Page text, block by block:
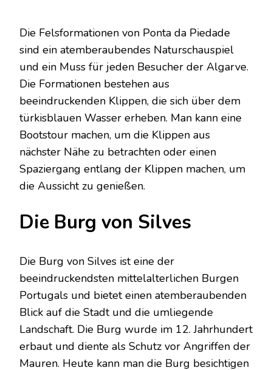
Die Felsformationen von Ponta da Piedade
sind ein atemberaubendes Naturschauspiel
und ein Muss für jeden Besucher der Algarve.
Die Formationen bestehen aus
beeindruckenden Klippen, die sich über dem
türkisblauen Wasser erheben. Man kann eine
Bootstour machen, um die Klippen aus
nächster Nähe zu betrachten oder einen
Spaziergang entlang der Klippen machen, um
die Aussicht zu genießen.
Die Burg von Silves
Die Burg von Silves ist eine der
beeindruckendsten mittelalterlichen Burgen
Portugals und bietet einen atemberaubenden
Blick auf die Stadt und die umliegende
Landschaft. Die Burg wurde im 12. Jahrhundert
erbaut und diente als Schutz vor Angriffen der
Mauren. Heute kann man die Burg besichtigen